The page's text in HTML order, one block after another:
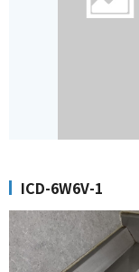
ICD-6W6V-1